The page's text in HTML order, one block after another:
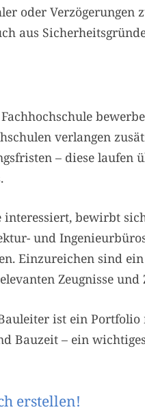
oder
aus
verlangen
– diese
bewirbt
und
Einzureichen sind ein
Zeugnisse und
ist ein Portfolio
Bauzeit – ein
erstellen!